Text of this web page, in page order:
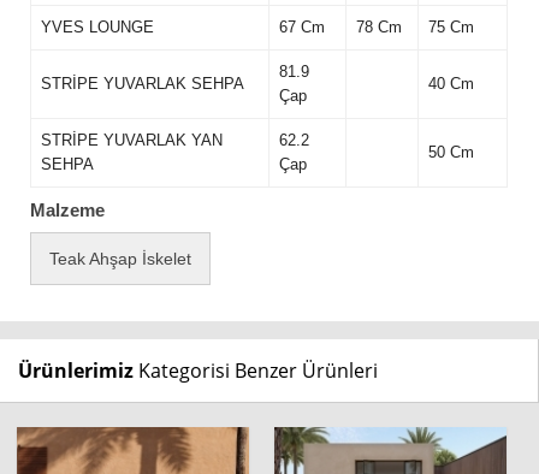
YVES LOUNGE 67 Cm 78 Cm 75 Cm
STRİPE YUVARLAK SEHPA
81.9
Çap
40 Cm
STRİPE YUVARLAK YAN
SEHPA
62.2
Çap
50 Cm
Malzeme
Teak Ahşap İskelet
Ürünlerimiz Kategorisi Benzer Ürünleri